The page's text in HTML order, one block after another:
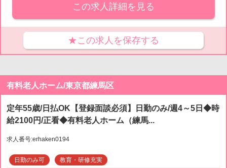
この求人詳細を見る
★この求人を保存する
有料老人ホーム/東京都練馬区
定年55歳/日払OK【登録面談必須】日勤のみ/週4～5日◆時
給2100円/正看◆有料老人ホーム（練馬...
求人番号:erhaken0194
日勤のみ可 教育・研修充実